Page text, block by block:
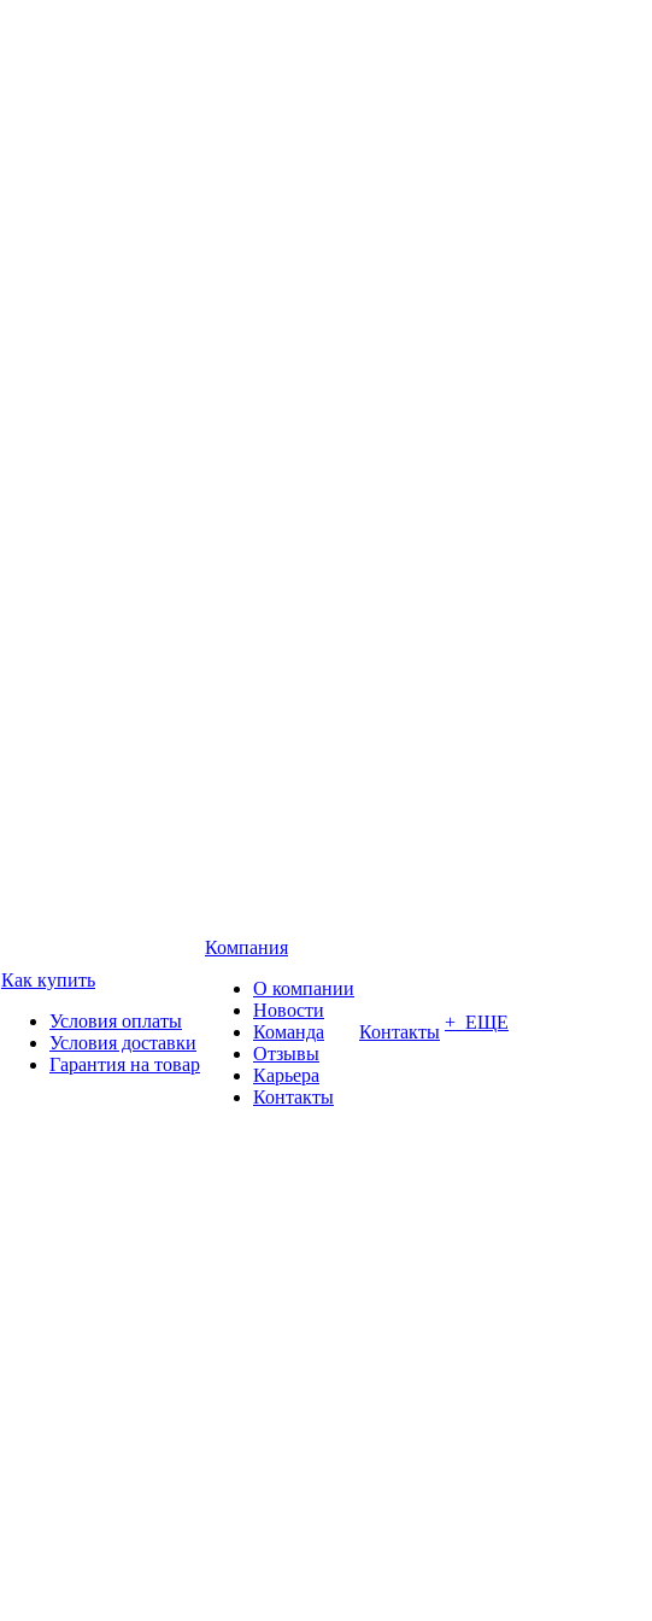
Как купить
Условия оплаты
Условия доставки
Гарантия на товар
Компания
О компании
Новости
Команда
Отзывы
Карьера
Контакты
Контакты + ЕЩЕ